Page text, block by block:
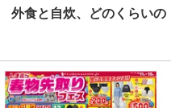
外食と自炊、どのくらいの